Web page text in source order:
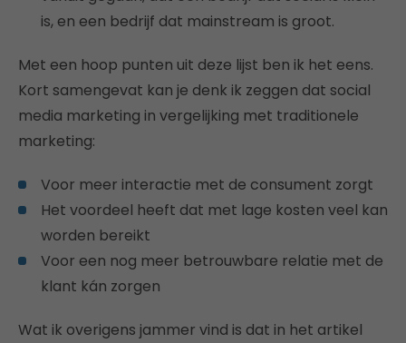
is, en een bedrijf dat mainstream is groot.
Met een hoop punten uit deze lijst ben ik het eens.
Kort samengevat kan je denk ik zeggen dat social
media marketing in vergelijking met traditionele
marketing:
Voor meer interactie met de consument zorgt
Het voordeel heeft dat met lage kosten veel kan
worden bereikt
Voor een nog meer betrouwbare relatie met de
klant kán zorgen
Wat ik overigens jammer vind is dat in het artikel